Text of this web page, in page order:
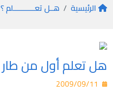
الرئيسية هــل تعـــــــــــلم ؟
هل تعلم أول من طار